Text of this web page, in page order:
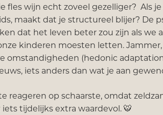
fles wijn echt zoveel gezelliger? Als
maakt dat je structureel blijer? De
dat het leven beter zou zijn als we
kinderen moesten letten.
omstandigheden (hedonic
iets anders dan wat je aan
reageren op schaarste, omdat
iets tijdelijks extra waardevol. 🐯